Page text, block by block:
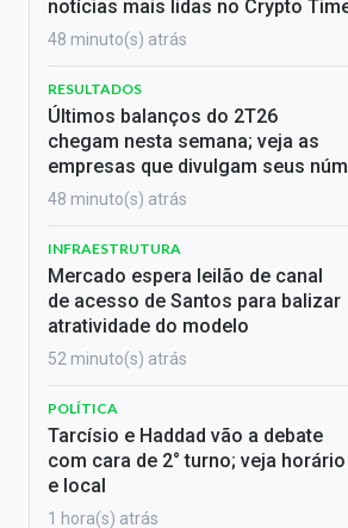
notícias mais lidas no Crypto
48 minuto(s) atrás
RESULTADOS
Últimos balanços do 2T26
chegam nesta semana; veja as
empresas que divulgam seus
48 minuto(s) atrás
INFRAESTRUTURA
Mercado espera leilão de canal
de acesso de Santos para balizar
atratividade do modelo
52 minuto(s) atrás
POLÍTICA
Tarcísio e Haddad vão a debate
com cara de 2° turno; veja horário
e local
1 hora(s) atrás